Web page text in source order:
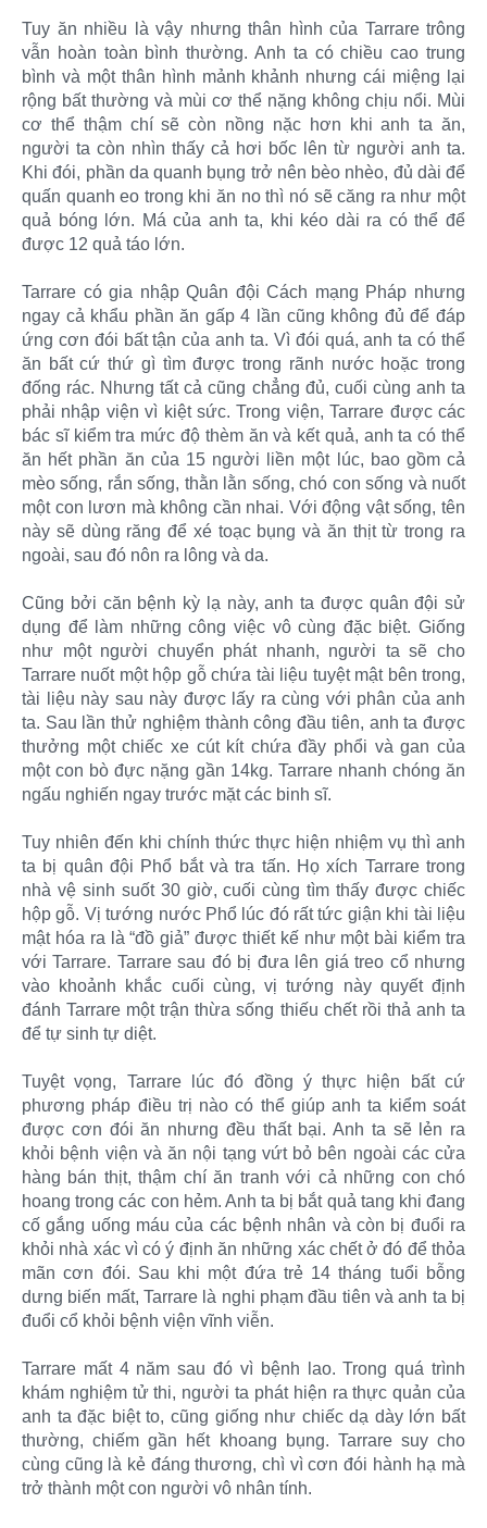
Tuy ăn nhiều là vậy nhưng thân hình của Tarrare trông
vẫn hoàn toàn bình thường. Anh ta có chiều cao trung
bình và một thân hình mảnh khảnh nhưng cái miệng lại
rộng bất thường và mùi cơ thể nặng không chịu nổi. Mùi
cơ thể thậm chí sẽ còn nồng nặc hơn khi anh ta ăn,
người ta còn nhìn thấy cả hơi bốc lên từ người anh ta.
Khi đói, phần da quanh bụng trở nên bèo nhèo, đủ dài để
quấn quanh eo trong khi ăn no thì nó sẽ căng ra như một
quả bóng lớn. Má của anh ta, khi kéo dài ra có thể để
được 12 quả táo lớn.
Tarrare có gia nhập Quân đội Cách mạng Pháp nhưng
ngay cả khẩu phần ăn gấp 4 lần cũng không đủ để đáp
ứng cơn đói bất tận của anh ta. Vì đói quá, anh ta có thể
ăn bất cứ thứ gì tìm được trong rãnh nước hoặc trong
đống rác. Nhưng tất cả cũng chẳng đủ, cuối cùng anh ta
phải nhập viện vì kiệt sức. Trong viện, Tarrare được các
bác sĩ kiểm tra mức độ thèm ăn và kết quả, anh ta có thể
ăn hết phần ăn của 15 người liền một lúc, bao gồm cả
mèo sống, rắn sống, thằn lằn sống, chó con sống và nuốt
một con lươn mà không cần nhai. Với động vật sống, tên
này sẽ dùng răng để xé toạc bụng và ăn thịt từ trong ra
ngoài, sau đó nôn ra lông và da.
Cũng bởi căn bệnh kỳ lạ này, anh ta được quân đội sử
dụng để làm những công việc vô cùng đặc biệt. Giống
như một người chuyển phát nhanh, người ta sẽ cho
Tarrare nuốt một hộp gỗ chứa tài liệu tuyệt mật bên trong,
tài liệu này sau này được lấy ra cùng với phân của anh
ta. Sau lần thử nghiệm thành công đầu tiên, anh ta được
thưởng một chiếc xe cút kít chứa đầy phổi và gan của
một con bò đực nặng gần 14kg. Tarrare nhanh chóng ăn
ngấu nghiến ngay trước mặt các binh sĩ.
Tuy nhiên đến khi chính thức thực hiện nhiệm vụ thì anh
ta bị quân đội Phổ bắt và tra tấn. Họ xích Tarrare trong
nhà vệ sinh suốt 30 giờ, cuối cùng tìm thấy được chiếc
hộp gỗ. Vị tướng nước Phổ lúc đó rất tức giận khi tài liệu
mật hóa ra là “đồ giả” được thiết kế như một bài kiểm tra
với Tarrare. Tarrare sau đó bị đưa lên giá treo cổ nhưng
vào khoảnh khắc cuối cùng, vị tướng này quyết định
đánh Tarrare một trận thừa sống thiếu chết rồi thả anh ta
để tự sinh tự diệt.
Tuyệt vọng, Tarrare lúc đó đồng ý thực hiện bất cứ
phương pháp điều trị nào có thể giúp anh ta kiểm soát
được cơn đói ăn nhưng đều thất bại. Anh ta sẽ lẻn ra
khỏi bệnh viện và ăn nội tạng vứt bỏ bên ngoài các cửa
hàng bán thịt, thậm chí ăn tranh với cả những con chó
hoang trong các con hẻm. Anh ta bị bắt quả tang khi đang
cố gắng uống máu của các bệnh nhân và còn bị đuổi ra
khỏi nhà xác vì có ý định ăn những xác chết ở đó để thỏa
mãn cơn đói. Sau khi một đứa trẻ 14 tháng tuổi bỗng
dưng biến mất, Tarrare là nghi phạm đầu tiên và anh ta bị
đuổi cổ khỏi bệnh viện vĩnh viễn.
Tarrare mất 4 năm sau đó vì bệnh lao. Trong quá trình
khám nghiệm tử thi, người ta phát hiện ra thực quản của
anh ta đặc biệt to, cũng giống như chiếc dạ dày lớn bất
thường, chiếm gần hết khoang bụng. Tarrare suy cho
cùng cũng là kẻ đáng thương, chì vì cơn đói hành hạ mà
trở thành một con người vô nhân tính.